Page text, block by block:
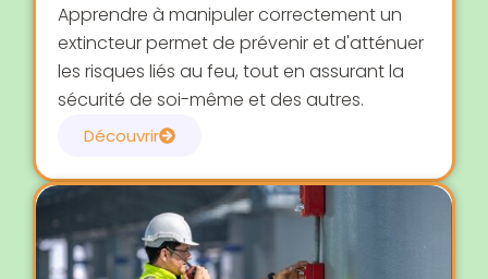
Apprendre à manipuler correctement un
extincteur permet de prévenir et d'atténuer
les risques liés au feu, tout en assurant la
sécurité de soi-même et des autres.
Découvrir